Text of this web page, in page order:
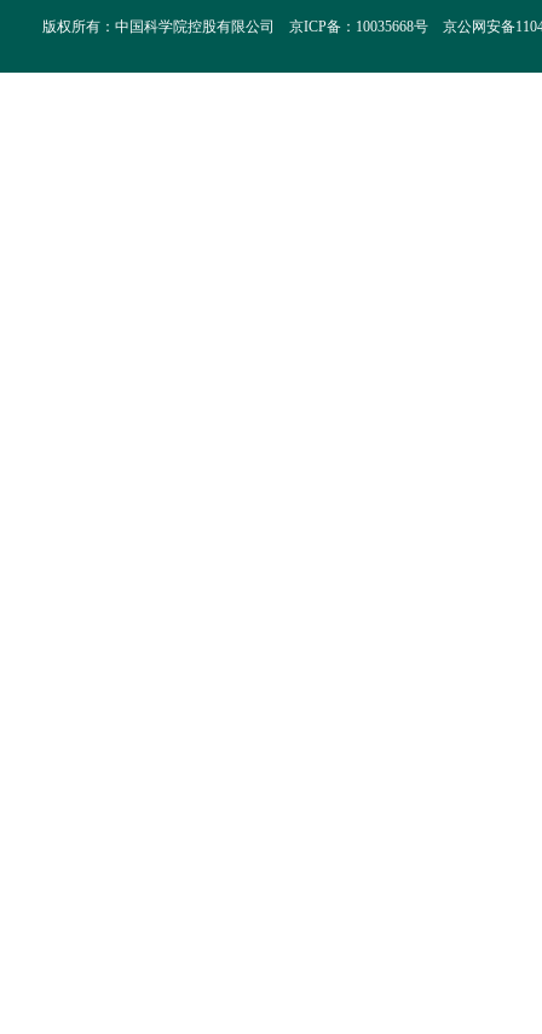
版权所有：中国科学院控股有限公司 京ICP备：10035668号 京公网安备